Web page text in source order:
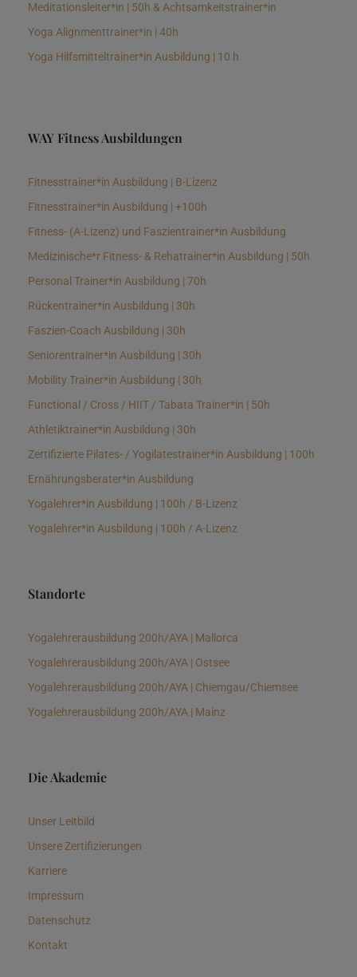
Meditationsleiter*in | 50h & Achtsamkeitstrainer*in
Yoga Alignmenttrainer*in | 40h
Yoga Hilfsmitteltrainer*in Ausbildung | 10 h
WAY Fitness Ausbildungen
Fitnesstrainer*in Ausbildung | B-Lizenz
Fitnesstrainer*in Ausbildung | +100h
Fitness- (A-Lizenz) und Faszientrainer*in Ausbildung
Medizinische*r Fitness- & Rehatrainer*in Ausbildung | 50h
Personal Trainer*in Ausbildung | 70h
Rückentrainer*in Ausbildung | 30h
Faszien-Coach Ausbildung | 30h
Seniorentrainer*in Ausbildung | 30h
Mobility Trainer*in Ausbildung | 30h
Functional / Cross / HIIT / Tabata Trainer*in | 50h
Athletiktrainer*in Ausbildung | 30h
Zertifizierte Pilates- / Yogilatestrainer*in Ausbildung | 100h
Ernährungsberater*in Ausbildung
Yogalehrer*in Ausbildung | 100h / B-Lizenz
Yogalehrer*in Ausbildung | 100h / A-Lizenz
Standorte
Yogalehrerausbildung 200h/AYA | Mallorca
Yogalehrerausbildung 200h/AYA | Ostsee
Yogalehrerausbildung 200h/AYA | Chiemgau/Chiemsee
Yogalehrerausbildung 200h/AYA | Mainz
Die Akademie
Unser Leitbild
Unsere Zertifizierungen
Karriere
Impressum
Datenschutz
Kontakt